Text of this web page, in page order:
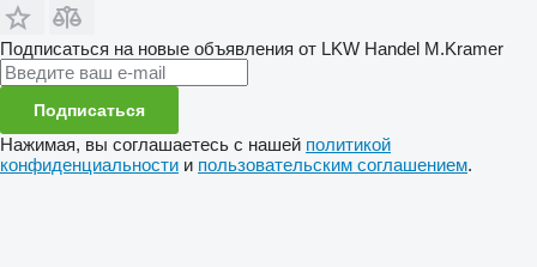
Подписаться на новые объявления от LKW Handel M.Kramer
Подписаться
Нажимая, вы соглашаетесь с нашей политикой
конфиденциальности и пользовательским соглашением.